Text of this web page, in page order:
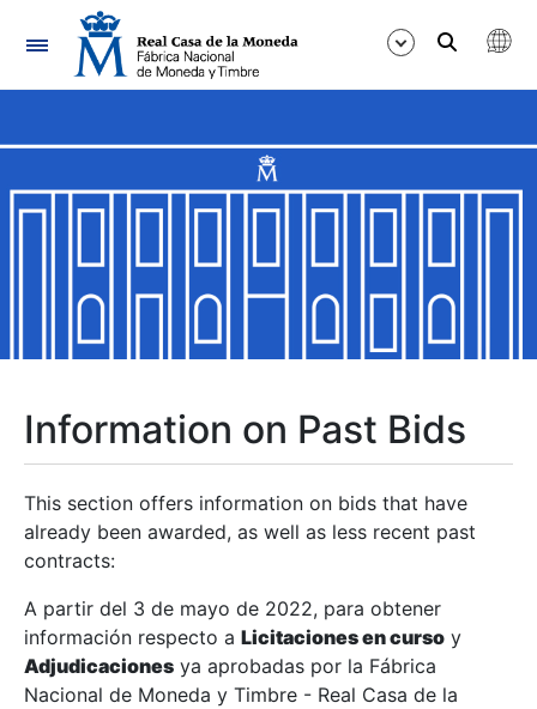
Navigation
Show/Hide
Show/Hide
Show/Hide
Show/Hide
Show/Hide
Information on Past Bids
This section offers information on bids that have
already been awarded, as well as less recent past
contracts:
A partir del 3 de mayo de 2022, para obtener
información respecto a Licitaciones en curso y
Adjudicaciones ya aprobadas por la Fábrica
Nacional de Moneda y Timbre - Real Casa de la